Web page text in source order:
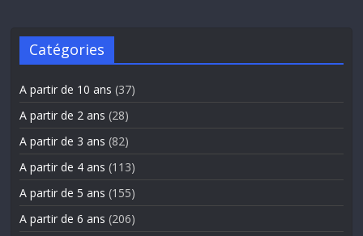
Catégories
A partir de 10 ans (37)
A partir de 2 ans (28)
A partir de 3 ans (82)
A partir de 4 ans (113)
A partir de 5 ans (155)
A partir de 6 ans (206)